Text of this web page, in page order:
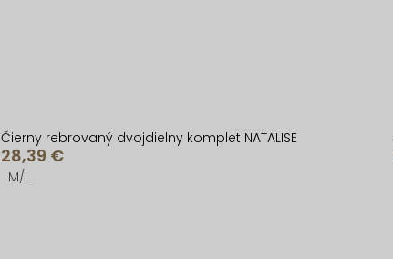
Čierny rebrovaný dvojdielny komplet NATALISE
28,39 €
M/L